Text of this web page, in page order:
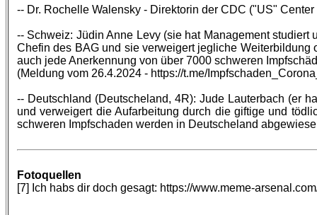
-- Dr. Rochelle Walensky - Direktorin der CDC ("US"
-- Schweiz: Jüdin Anne Levy (sie hat Management
Chefin des BAG und sie verweigert jegliche
auch jede Anerkennung von über 7000 schweren
(Meldung vom 26.4.2024 - https://t.me/
-- Deutschland (Deutscheland, 4R): Jude Lauterbach (er
und verweigert die Aufarbeitung durch die giftige und
schweren Impfschaden werden in Deutscheland
Fotoquellen
[7] Ich habs dir doch gesagt: https://www.meme-